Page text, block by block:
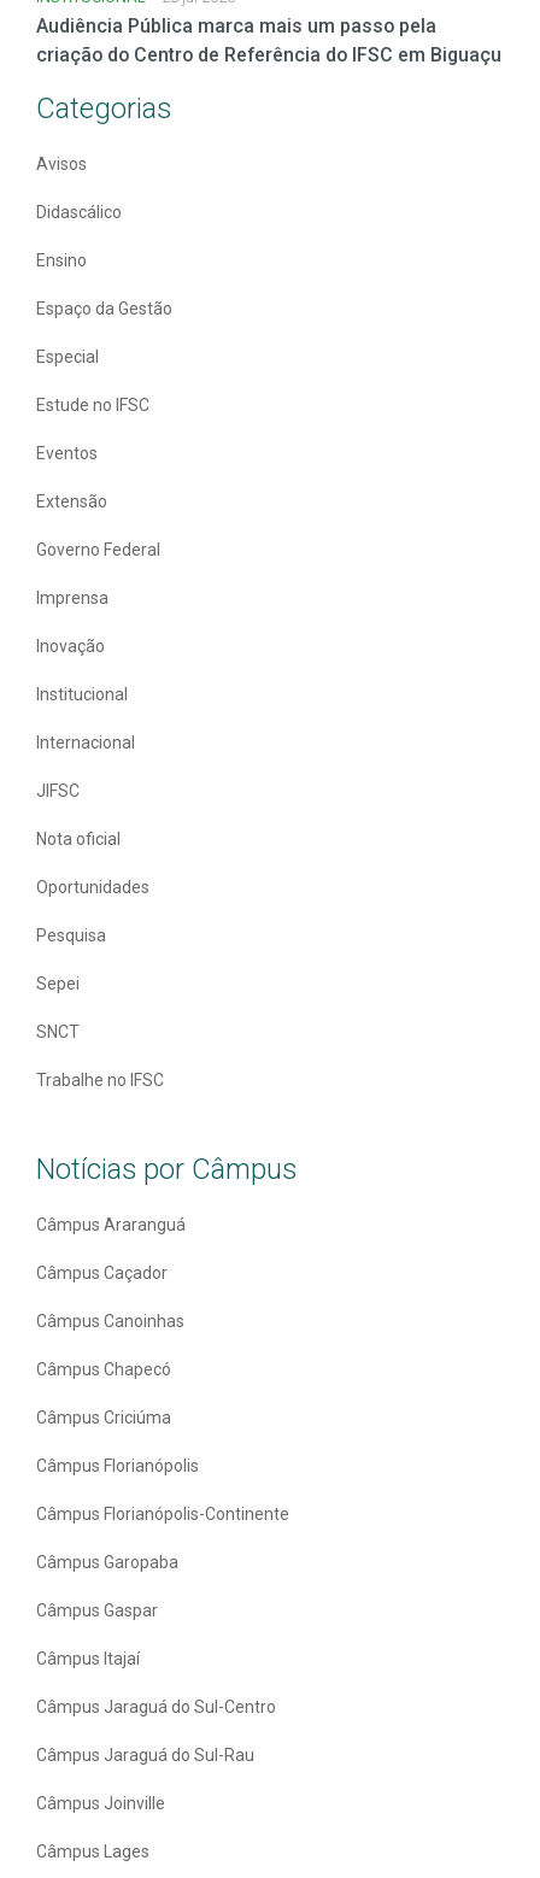
Audiência Pública marca mais um passo pela
criação do Centro de Referência do IFSC em Biguaçu
Categorias
Avisos
Didascálico
Ensino
Espaço da Gestão
Especial
Estude no IFSC
Eventos
Extensão
Governo Federal
Imprensa
Inovação
Institucional
Internacional
JIFSC
Nota oficial
Oportunidades
Pesquisa
Sepei
SNCT
Trabalhe no IFSC
Notícias por Câmpus
Câmpus Araranguá
Câmpus Caçador
Câmpus Canoinhas
Câmpus Chapecó
Câmpus Criciúma
Câmpus Florianópolis
Câmpus Florianópolis-Continente
Câmpus Garopaba
Câmpus Gaspar
Câmpus Itajaí
Câmpus Jaraguá do Sul-Centro
Câmpus Jaraguá do Sul-Rau
Câmpus Joinville
Câmpus Lages